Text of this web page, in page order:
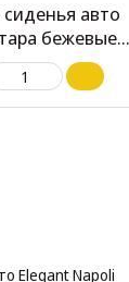
авто
бежевые